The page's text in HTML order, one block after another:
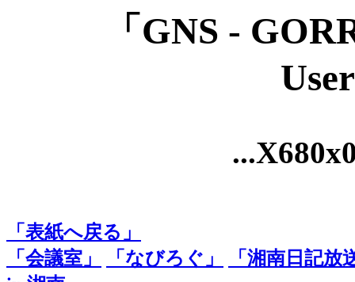
「GNS -
「表紙へ戻る」
「会議室」
「なびろぐ」
「湘南日記放